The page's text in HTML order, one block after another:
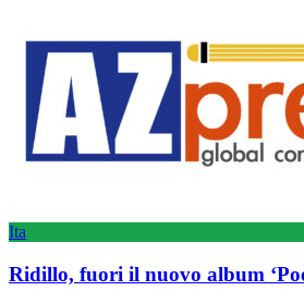
Ita
Ridillo, fuori il nuovo album